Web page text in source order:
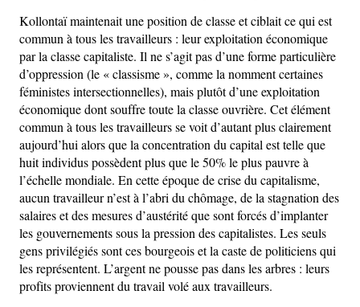
Kollontaï maintenait une position de classe et ciblait ce qui est
commun à tous les travailleurs : leur exploitation économique
par la classe capitaliste. Il ne s’agit pas d’une forme particulière
d’oppression (le « classisme », comme la nomment certaines
féministes intersectionnelles), mais plutôt d’une exploitation
économique dont souffre toute la classe ouvrière. Cet élément
commun à tous les travailleurs se voit d’autant plus clairement
aujourd’hui alors que la concentration du capital est telle que
huit individus possèdent plus que le 50% le plus pauvre à
l’échelle mondiale. En cette époque de crise du capitalisme,
aucun travailleur n’est à l’abri du chômage, de la stagnation des
salaires et des mesures d’austérité que sont forcés d’implanter
les gouvernements sous la pression des capitalistes. Les seuls
gens privilégiés sont ces bourgeois et la caste de politiciens qui
les représentent. L’argent ne pousse pas dans les arbres : leurs
profits proviennent du travail volé aux travailleurs.